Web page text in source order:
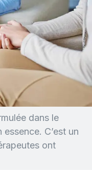
dans le
C’est un
ont